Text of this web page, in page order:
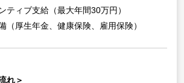
ティブ支給（最大年間30万円）
（厚生年金、健康保険、雇用保険）
れ＞